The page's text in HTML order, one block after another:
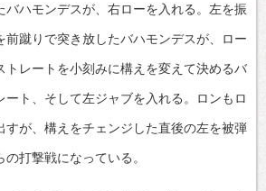
バハモンデスが、右ローを入れる。左を振
前蹴りで突き放したバハモンデスが、ロー
トレートを小刻みに構えを変えて決めるバ
ート、そして左ジャブを入れる。ロンもロ
すが、構えをチェンジした直後の左を被弾
打撃戦になっている。